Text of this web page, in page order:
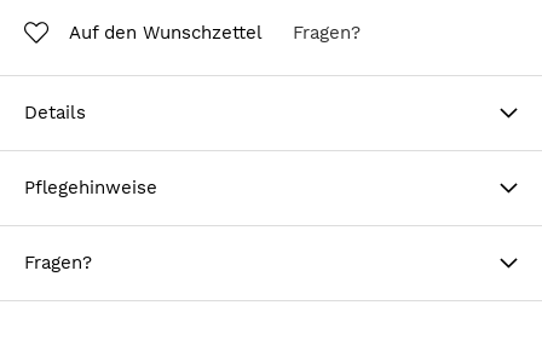
Auf den Wunschzettel Fragen?
Details
Pflegehinweise
Fragen?